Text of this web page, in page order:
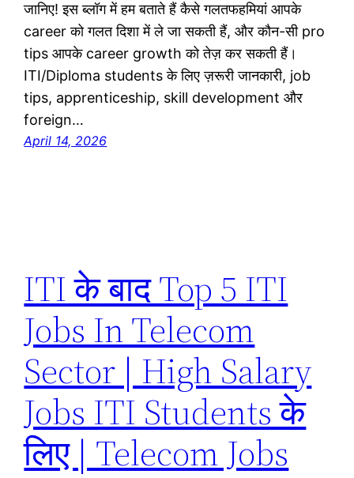
जानिए! इस ब्लॉग में हम बताते हैं कैसे गलतफहमियां आपके
career को गलत दिशा में ले जा सकती हैं, और कौन-सी pro
tips आपके career growth को तेज़ कर सकती हैं।
ITI/Diploma students के लिए ज़रूरी जानकारी, job
tips, apprenticeship, skill development और
foreign…
April 14, 2026
ITI के बाद Top 5 ITI
Jobs In Telecom
Sector | High Salary
Jobs ITI Students के
लिए | Telecom Jobs